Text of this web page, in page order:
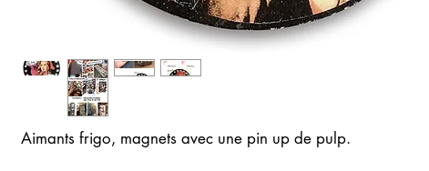
Aimants frigo, magnets avec une pin up de pulp.